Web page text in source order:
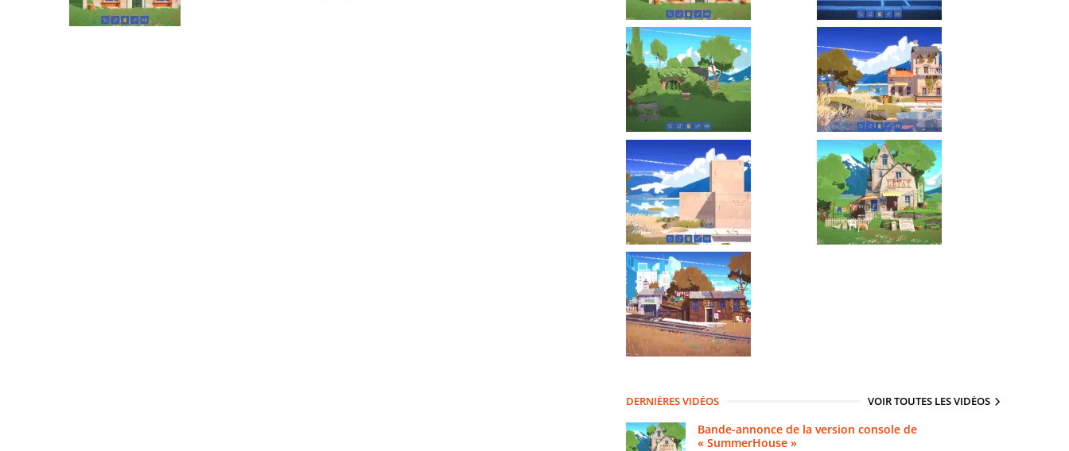
DERNIÈRES VIDÉOS VOIR TOUTES LES VIDÉOS
Bande-annonce de la version console de
« SummerHouse »